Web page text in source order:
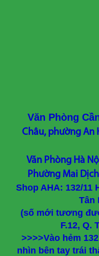
Văn Phòng
Châu, phường An
Văn Phòng Hà
Phường Mai
Shop AHA: 132/11
Tân
(số mới tương
F.12, Q.
>>>>Vào hẻm
nhìn bên tay trái